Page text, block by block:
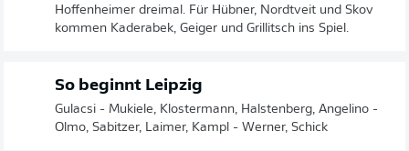
Hoffenheimer dreimal. Für Hübner, Nordtveit und Skov
kommen Kaderabek, Geiger und Grillitsch ins Spiel.
So beginnt Leipzig
Gulacsi - Mukiele, Klostermann, Halstenberg, Angelino -
Olmo, Sabitzer, Laimer, Kampl - Werner, Schick